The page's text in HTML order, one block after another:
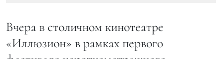
Вчера в столичном кинотеатре
«Иллюзион» в рамках первого